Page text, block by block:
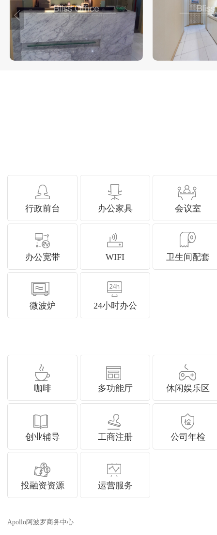
行政前台 办公家具 会议室
办公宽带 WIFI 卫生间配套
微波炉 24小时办公
咖啡 多功能厅 休闲娱乐区
创业辅导 工商注册 公司年检
投融资资源 运营服务
Apollo阿波罗商务中心